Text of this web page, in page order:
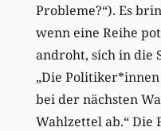
Probleme?“). Es
wenn eine Reihe
androht, sich in die
„Die
bei der nächsten
Wahlzettel ab.“ Die